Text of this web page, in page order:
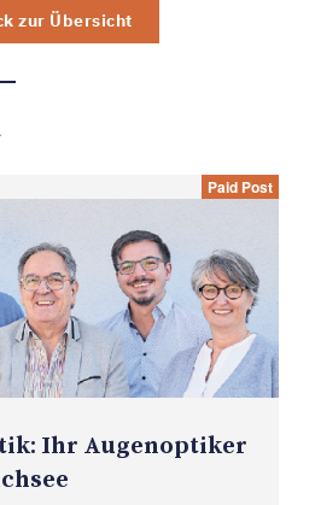
zur Übersicht
Paid Post
Ihr Augen­op­tiker